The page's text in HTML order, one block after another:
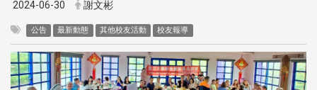
2024-06-30 謝文彬
公告 最新動態 其他校友活動 校友報導